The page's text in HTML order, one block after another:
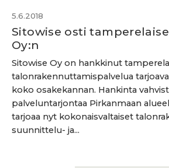
5.6.2018
Sitowise osti
Oy:n
Sitowise Oy on hankkinut
talonrakennuttamispalvelua
koko osakekannan. Hankinta
palveluntarjontaa Pirkanmaan
tarjoaa nyt kokonaisvaltaiset
suunnittelu- ja...